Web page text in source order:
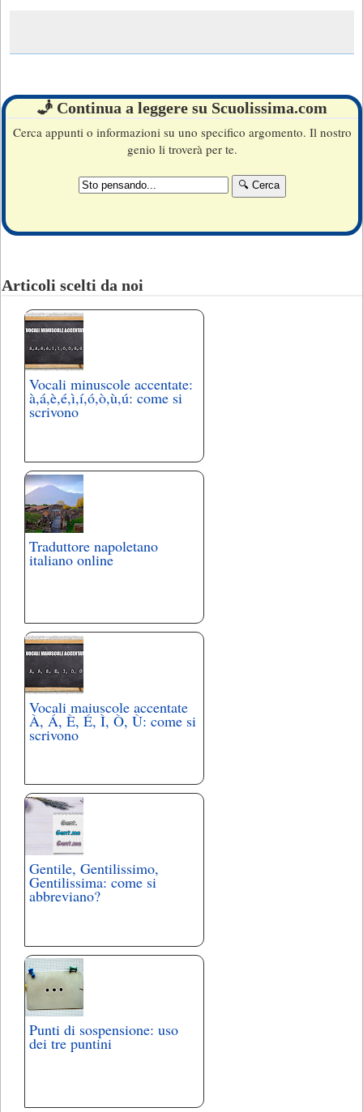
🧞 Continua a leggere su Scuolissima.com
Cerca appunti o informazioni su uno specifico argomento. Il nostro
genio li troverà per te.
Articoli scelti da noi
Vocali minuscole accentate:
à,á,è,é,ì,í,ó,ò,ù,ú: come si
scrivono
Traduttore napoletano
italiano online
Vocali maiuscole accentate
À, Á, È, É, Ì, Ò, Ù: come si
scrivono
Gentile, Gentilissimo,
Gentilissima: come si
abbreviano?
Punti di sospensione: uso
dei tre puntini